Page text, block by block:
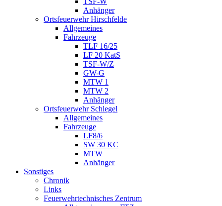
Anhänger
Ortsfeuerwehr Hirschfelde
Allgemeines
Fahrzeuge
TLF 16/25
LF 20 KatS
TSF-W/Z
GW-G
MTW 1
MTW 2
Anhänger
Ortsfeuerwehr Schlegel
Allgemeines
Fahrzeuge
LF8/6
SW 30 KC
MTW
Anhänger
Sonstiges
Chronik
Links
Feuerwehrtechnisches Zentrum